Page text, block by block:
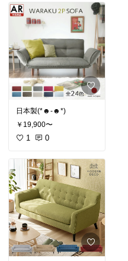
日本製(*☻-☻*)
￥19,900〜
1 0